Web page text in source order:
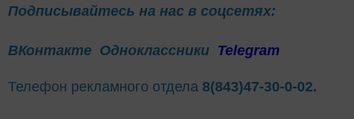
Подписывайтесь на нас в соцсетях:
ВКонтакте Одноклассники Telegram
Телефон рекламного отдела 8(843)47-30-0-02.